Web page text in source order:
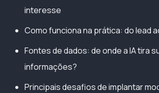
interesse
Como funciona na prática: do lead
Fontes de dados: de onde a IA tira
informações?
Principais desafios de implantar